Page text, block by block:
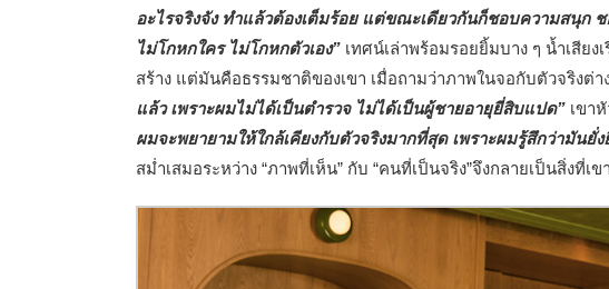
อะไรจริงจัง ทำแล้วต้องเต็มร้อย แต่ขณะเดียวกันก็ชอบความสนุก
ไม่โกหกใคร ไม่โกหกตัวเอง” เทศน์เล่าพร้อมรอยยิ้มบาง ๆ น้ำเสีย
สร้าง แต่มันคือธรรมชาติของเขา เมื่อถามว่าภาพในจอกับตัวจริงต่
แล้ว เพราะผมไม่ได้เป็นตำรวจ ไม่ได้เป็นผู้ชายอายุยี่สิบแปด” เขา
ผมจะพยายามให้ใกล้เคียงกับตัวจริงมากที่สุด เพราะผมรู้สึกว่ามันยั่
สม่ำเสมอระหว่าง “ภาพที่เห็น” กับ “คนที่เป็นจริง”จึงกลายเป็นสิ่งที่เ